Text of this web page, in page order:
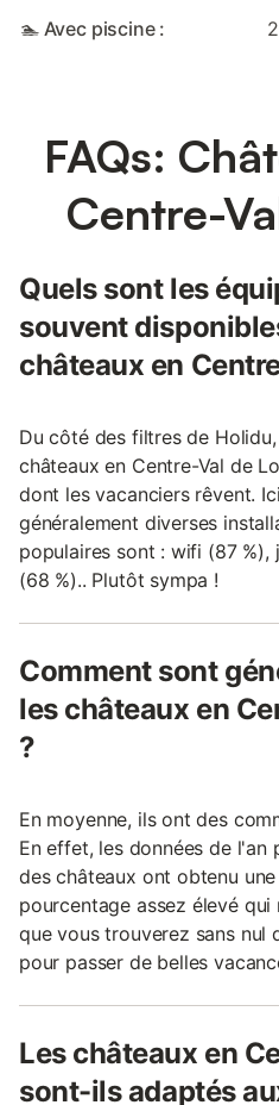
🏊 Avec piscine :
FAQs:
Centre-
Quels sont les
souvent
châteaux en
Du côté des filtres de
châteaux en Centre-Val de
dont les vacanciers rêvent.
généralement diverses
populaires sont : wifi (87 %),
(68 %).. Plutôt sympa !
Comment sont
les châteaux en
?
En moyenne, ils ont des
En effet, les données de l'an
des châteaux ont obtenu
pourcentage assez élevé
que vous trouverez sans nul
pour passer de belles
Les châteaux en
sont-ils adaptés